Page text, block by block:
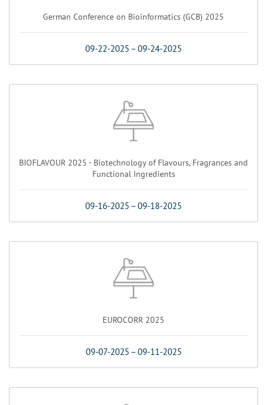
German Conference on Bioinformatics (GCB) 2025
09-22-2025 –09-24-2025
BIOFLAVOUR 2025 - Biotechnology of Flavours, Fragrances and
Functional Ingredients
09-16-2025 –09-18-2025
EUROCORR 2025
09-07-2025 –09-11-2025